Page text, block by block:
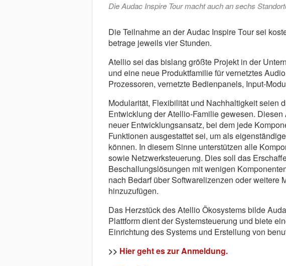
Die Audac Inspire Tour macht auch an sechs
Die Teilnahme an der Audac Inspire Tour sei
betrage jeweils vier Stunden.
Atellio sei das bislang größte Projekt in der
und eine neue Produktfamilie für vernetztes
Prozessoren, vernetzte Bedienpanels, Input-
Modularität, Flexibilität und Nachhaltigkeit seien
Entwicklung der Atellio-Familie gewesen.
neuer Entwicklungsansatz, bei dem jede
Funktionen ausgestattet sei, um als
können. In diesem Sinne unterstützen alle
sowie Netzwerksteuerung. Dies soll das
Beschallungslösungen mit wenigen
nach Bedarf über Softwarelizenzen oder weitere
hinzuzufügen.
Das Herzstück des Atellio Ökosystems bilde
Plattform dient der Systemsteuerung und biete
Einrichtung des Systems und Erstellung von
>> Hier geht es zur Anmeldung.